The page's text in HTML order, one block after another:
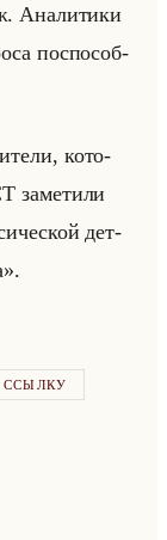
Ана­ли­ти­ки
по­спо­соб­
ко­то­
за­ме­ти­ли
дет­
ССЫЛКУ